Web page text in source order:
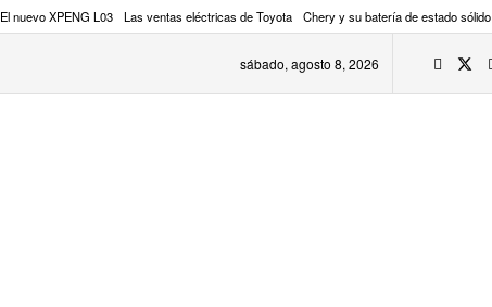
El nuevo XPENG L03 Las ventas eléctricas de Toyota Chery y su batería de estado sólido
sábado, agosto 8, 2026